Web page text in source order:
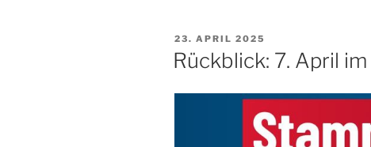
VERÖFFENTLICHT
AM
23. APRIL 2025
Rückblick: 7. April